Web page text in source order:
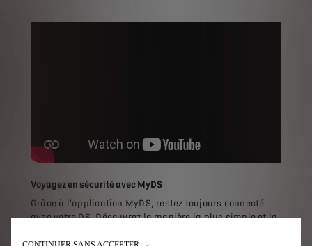
Voyagez en sécurité avec MyDS
Grâce à l'application MyDS, restez toujours connecté
avec votre DS. Découvrez la manière la plus simple et la